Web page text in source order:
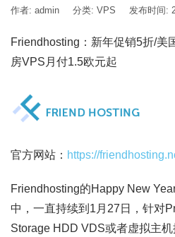
作者: admin 分类: VPS 发布时间:
Friendhosting：新年促销5折/美
房VPS月付1.5欧元起
官方网站： https://
Friendhosting的Happy New
中，一直持续到1月27日，针对
Storage HDD VDS或者虚拟主